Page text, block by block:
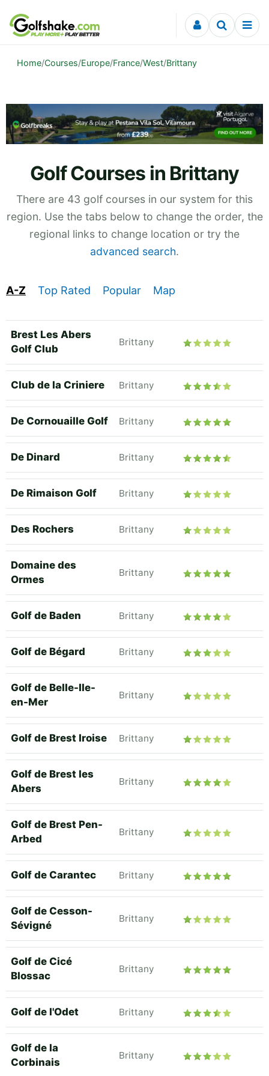
Skip to content
Home/Courses/Europe/France/West/Brittany
Golf Courses in Brittany
There are 43 golf courses in our system for this
region. Use the tabs below to change the order, the
regional links to change location or try the
advanced search.
A-Z Top Rated Popular Map
Brest Les Abers
Golf Club
Brittany
Club de la Criniere Brittany
De Cornouaille Golf Brittany
De Dinard Brittany
De Rimaison Golf Brittany
Des Rochers Brittany
Domaine des
Ormes
Brittany
Golf de Baden Brittany
Golf de Bégard Brittany
Golf de Belle-Ile-
en-Mer
Brittany
Golf de Brest Iroise Brittany
Golf de Brest les
Abers
Brittany
Golf de Brest Pen-
Arbed
Brittany
Golf de Carantec Brittany
Golf de Cesson-
Sévigné
Brittany
Golf de Cicé
Blossac
Brittany
Golf de l'Odet Brittany
Golf de la
Corbinais
Brittany